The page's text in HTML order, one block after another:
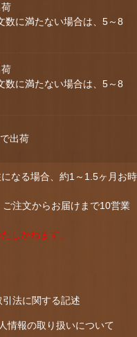
数に満たない場合は、5～8
数に満たない場合は、5～8
出荷
なる場合、約1～1.5ヶ月お時
注文からお届けまで10営業
しかねます。
引法に関する記述
情報の取り扱いについて